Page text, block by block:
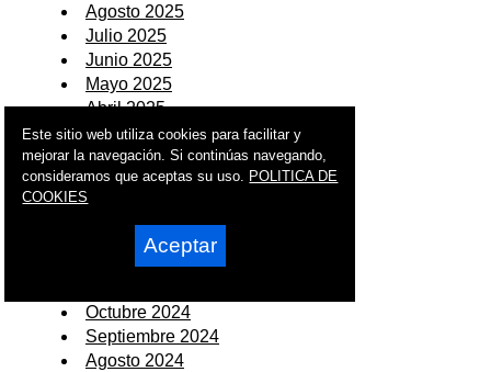
Agosto 2025
Julio 2025
Junio 2025
Mayo 2025
Abril 2025
Marzo 2025
Febrero 2025
Enero 2025
Diciembre 2024
Octubre 2024
Septiembre 2024
Agosto 2024
Este sitio web utiliza cookies para facilitar y
mejorar la navegación. Si continúas navegando,
consideramos que aceptas su uso. POLITICA DE
COOKIES
Aceptar